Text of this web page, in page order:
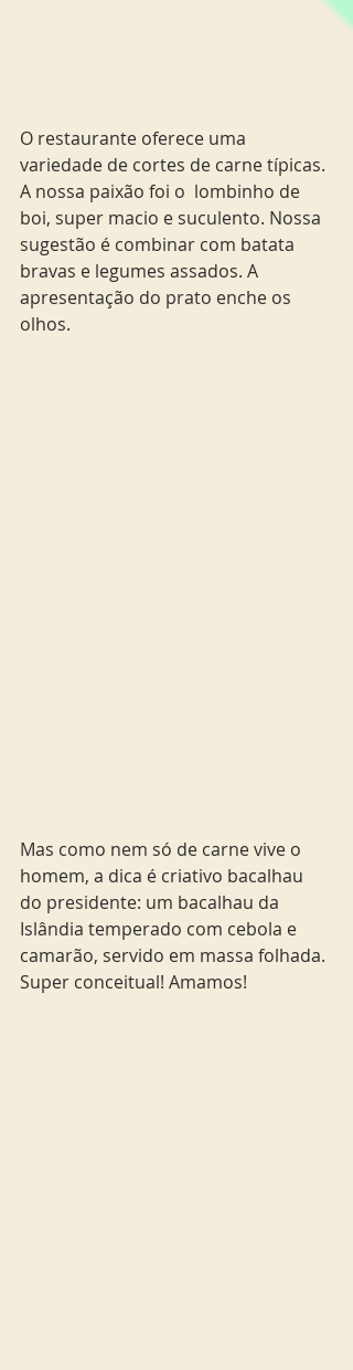
O restaurante oferece uma
variedade de cortes de carne típicas.
A nossa paixão foi o  lombinho de
boi, super macio e suculento. Nossa
sugestão é combinar com batata
bravas e legumes assados. A
apresentação do prato enche os
olhos.
Mas como nem só de carne vive o
homem, a dica é criativo bacalhau
do presidente: um bacalhau da
Islândia temperado com cebola e
camarão, servido em massa folhada.
Super conceitual! Amamos!